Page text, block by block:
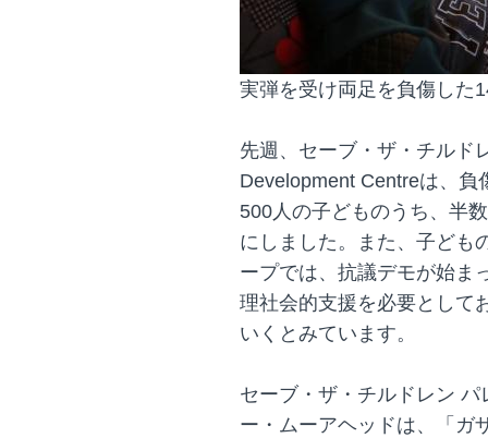
実弾を受け両足を負傷した
先週、セーブ・ザ・チルド
Development Centreは、
500人の子どものうち、半
にしました。また、子ども
ープでは、抗議デモが始ま
理社会的支援を必要として
いくとみています。
セーブ・ザ・チルドレン
ー・ムーアヘッドは、「ガ